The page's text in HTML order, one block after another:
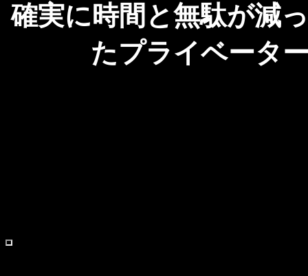
確実に時間と無駄が減
たプライベータ